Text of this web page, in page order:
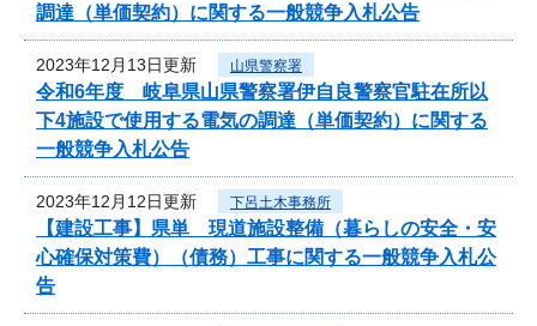
調達（単価契約）に関する一般競争入札公告
2023年12月13日更新 山県警察署
令和6年度 岐阜県山県警察署伊自良警察官駐在所以
下4施設で使用する電気の調達（単価契約）に関する
一般競争入札公告
2023年12月12日更新 下呂土木事務所
【建設工事】県単 現道施設整備（暮らしの安全・安
心確保対策費）（債務）工事に関する一般競争入札公
告